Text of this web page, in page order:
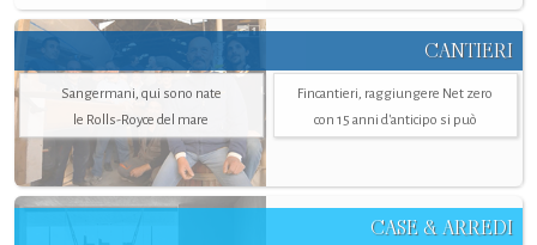
CANTIERI
Sangermani, qui sono nate
le Rolls-Royce del mare
Fincantieri, raggiungere Net zero
con 15 anni d'anticipo si può
CASE & ARREDI